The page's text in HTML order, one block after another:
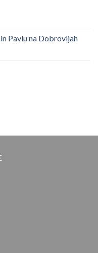
in Pavlu na Dobrovljah